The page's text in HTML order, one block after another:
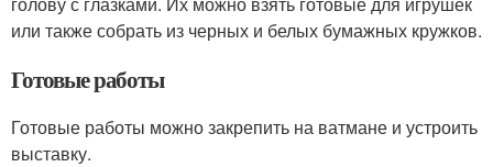
или также собрать из черных и белых бумажных кружков.
Готовые работы
Готовые работы можно закрепить на ватмане и устроить
выставку.